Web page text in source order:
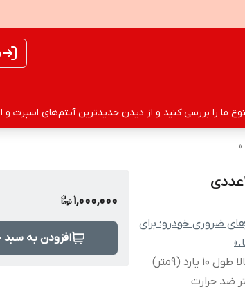
را بررسی کنید و از دیدن جدیدترین آیتم‌های اسپرت و
ضروری خودرو؛ برای
عایق سیم و کابل مقاومت بالا طول ۱۰ یارد (۹متر)
1,000,000
افزودن به سبد